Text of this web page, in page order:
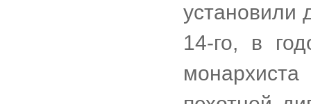
установили
14-го, в